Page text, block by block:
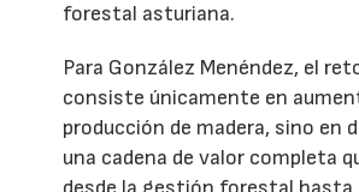
forestal asturiana.
Para González Menéndez, el
consiste únicamente en
producción de madera, sino en
una cadena de valor completa